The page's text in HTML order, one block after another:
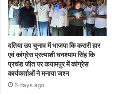
दतिया उप चुनाव में भाजपा कि करारी हार
एवं कांग्रेस प्रत्याशी घनश्याम सिंह कि
प्रचंड जीत पर कयामपुर में कांग्रेस
कार्यकर्ताओं ने मनाया जश्न
6 days ago